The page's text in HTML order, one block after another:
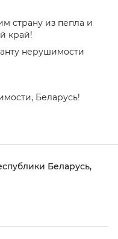
страну из пепла и
край!
нерушимости
Беларусь!
Беларусь,